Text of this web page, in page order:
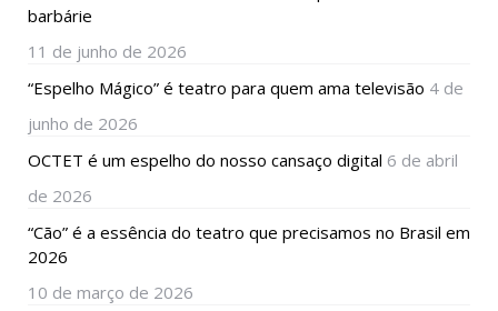
barbárie
11 de junho de 2026
“Espelho Mágico” é teatro para quem ama televisão 4 de
junho de 2026
OCTET é um espelho do nosso cansaço digital 6 de abril
de 2026
“Cão” é a essência do teatro que precisamos no Brasil em
2026
10 de março de 2026